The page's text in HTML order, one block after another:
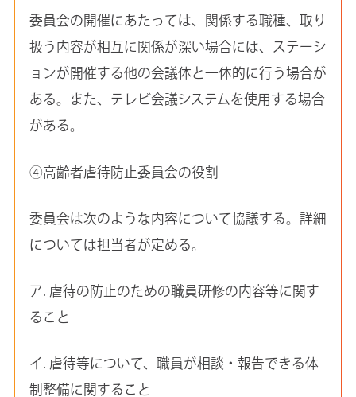
委員会の開催にあたっては、関係する職種、取り
扱う内容が相互に関係が深い場合には、ステーシ
ョンが開催する他の会議体と一体的に行う場合が
ある。また、テレビ会議システムを使用する場合
がある。
④高齢者虐待防止委員会の役割
委員会は次のような内容について協議する。詳細
については担当者が定める。
ア. 虐待の防止のための職員研修の内容等に関す
ること
イ. 虐待等について、職員が相談・報告できる体
制整備に関すること